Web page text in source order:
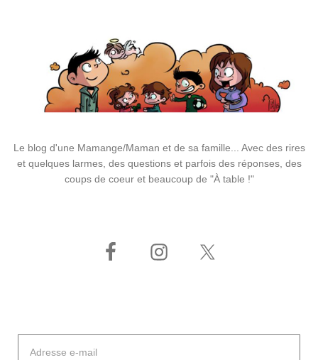
Le blog d'une Mamange/Maman et de sa famille... Avec des rires
et quelques larmes, des questions et parfois des réponses, des
coups de coeur et beaucoup de "À table !"